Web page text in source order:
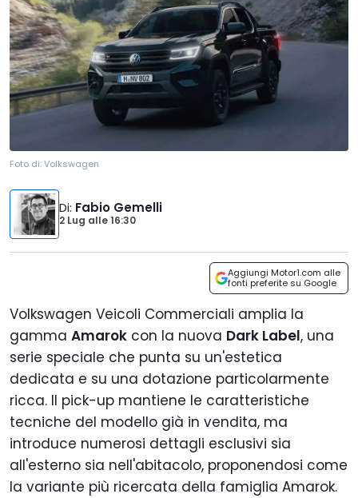
Foto di:Volkswagen
Di: Fabio Gemelli
2 Lug alle16:30
Aggiungi Motor1.com alle
fonti preferite su Google
Volkswagen Veicoli Commerciali amplia la
gamma Amarok con la nuova Dark Label, una
serie speciale che punta su un'estetica
dedicata e su una dotazione particolarmente
ricca. Il pick-up mantiene le caratteristiche
tecniche del modello già in vendita, ma
introduce numerosi dettagli esclusivi sia
all'esterno sia nell'abitacolo, proponendosi come
la variante più ricercata della famiglia Amarok.